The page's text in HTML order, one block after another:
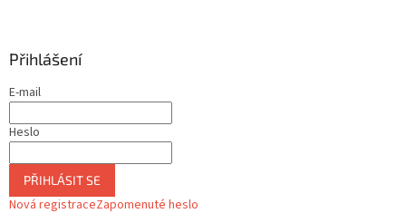
Přihlášení
E-mail
Heslo
PŘIHLÁSIT SE
Nová registraceZapomenuté heslo